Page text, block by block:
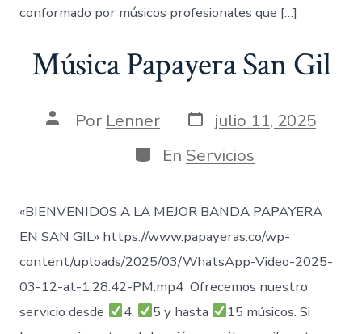
conformado por músicos profesionales que […]
Música Papayera San Gil
AutorPor Lenner Fecha
de
publicación
julio 11, 2025
Categorías
En Servicios
«BIENVENIDOS A LA MEJOR BANDA PAPAYERA
EN SAN GIL» https://www.papayeras.co/wp-
content/uploads/2025/03/WhatsApp-Video-2025-
03-12-at-1.28.42-PM.mp4 Ofrecemos nuestro
servicio desde
4, 5 y hasta
15 músicos. Si